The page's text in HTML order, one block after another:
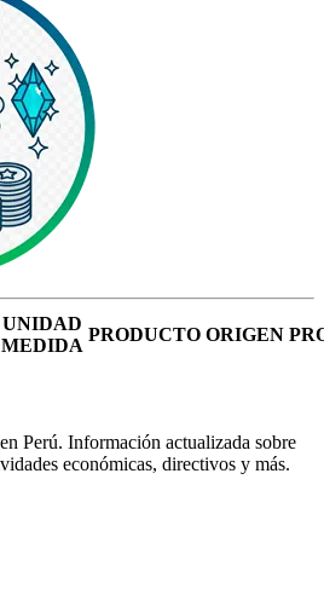
UNIDAD
MEDIDA
PRODUCTO ORIGEN
Perú. Información actualizada sobre
económicas, directivos y más.